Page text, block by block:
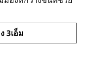
3เอ็ม